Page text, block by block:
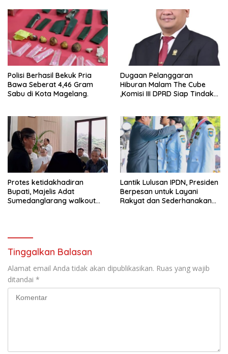
Polisi Berhasil Bekuk Pria
Bawa Seberat 4,46 Gram
Sabu di Kota Magelang.
Dugaan Pelanggaran
Hiburan Malam The Cube
,Komisi III DPRD Siap Tindak
Protes ketidakhadiran
Bupati, Majelis Adat
Sumedanglarang walkout
Lantik Lulusan IPDN, Presiden
Berpesan untuk Layani
Rakyat dan Sederhanakan
Tinggalkan Balasan
Alamat email Anda tidak akan dipublikasikan. Ruas yang wajib
ditandai *